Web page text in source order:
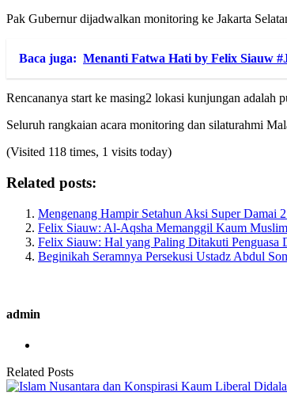
Pak Gubernur dijadwalkan monitoring ke Jakarta
Baca juga: Menanti Fatwa Hati by Felix Siauw
Rencananya start ke masing2 lokasi kunjungan
Seluruh rangkaian acara monitoring dan silaturahmi
(Visited 118 times, 1 visits today)
Related posts:
Mengenang Hampir Setahun Aksi Super Damai
Felix Siauw: Al-Aqsha Memanggil Kaum Muslim
Felix Siauw: Hal yang Paling Ditakuti Penguasa
Beginikah Seramnya Persekusi Ustadz Abdul
admin
Related Posts